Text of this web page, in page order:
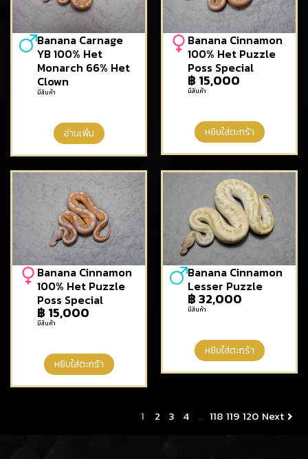
Banana Carnage
YB 100% Het
Monarch 66% Het
Clown
มีสินค้า
อ่านเพิ่ม
Banana Cinnamon
100% Het Puzzle
Poss Special
฿ 15,000
มีสินค้า
หยิบใส่ตะกร้า
Banana Cinnamon
100% Het Puzzle
Poss Special
฿ 15,000
มีสินค้า
หยิบใส่ตะกร้า
Banana Cinnamon
Lesser Puzzle
฿32,000
มีสินค้า
หยิบใส่ตะกร้า
1 2 3 4 … 118 119 120 Next